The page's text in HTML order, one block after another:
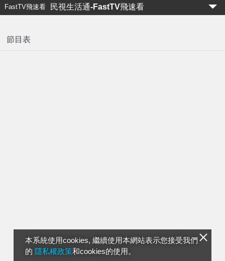
本系統使用cookies, 繼續使用本網站表示您接受我們
的 隱私權政策和cookies的使用。
FastTV飛速看 民視生活通-FastTV飛速看
節目表